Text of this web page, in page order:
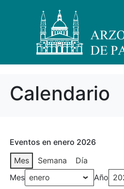
Calendario
Eventos en enero 2026
Mes
Semana
Día
Mes
Año